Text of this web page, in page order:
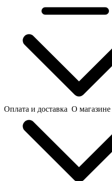
Оплата и доставка О магазине